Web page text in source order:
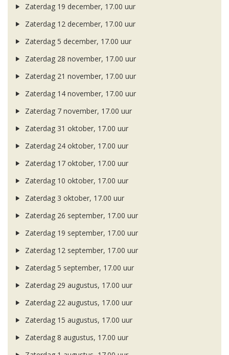
Zaterdag 19 december, 17.00 uur
Zaterdag 12 december, 17.00 uur
Zaterdag 5 december, 17.00 uur
Zaterdag 28 november, 17.00 uur
Zaterdag 21 november, 17.00 uur
Zaterdag 14 november, 17.00 uur
Zaterdag 7 november, 17.00 uur
Zaterdag 31 oktober, 17.00 uur
Zaterdag 24 oktober, 17.00 uur
Zaterdag 17 oktober, 17.00 uur
Zaterdag 10 oktober, 17.00 uur
Zaterdag 3 oktober, 17.00 uur
Zaterdag 26 september, 17.00 uur
Zaterdag 19 september, 17.00 uur
Zaterdag 12 september, 17.00 uur
Zaterdag 5 september, 17.00 uur
Zaterdag 29 augustus, 17.00 uur
Zaterdag 22 augustus, 17.00 uur
Zaterdag 15 augustus, 17.00 uur
Zaterdag 8 augustus, 17.00 uur